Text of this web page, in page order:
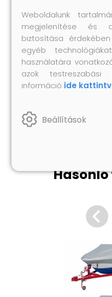
Hosszú távú
Hozzáillő tárolóval
4 állítható nylon
klipsszel
UV-, víz- és
Nylon szerelvények
Weboldalunk
megjelenítése és
biztosítása
egyéb
használatára
azok testreszabási
információ ide
Beállítások